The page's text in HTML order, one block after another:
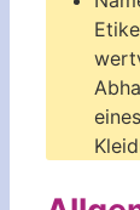
eines